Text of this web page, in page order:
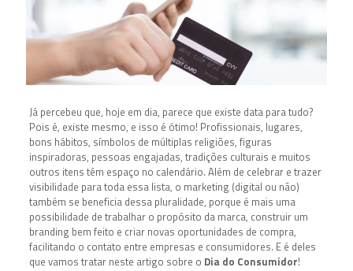
Já percebeu que, hoje em dia, parece que existe data para tudo?
Pois é, existe mesmo, e isso é ótimo! Profissionais, lugares,
bons hábitos, símbolos de múltiplas religiões, figuras
inspiradoras, pessoas engajadas, tradições culturais e muitos
outros itens têm espaço no calendário. Além de celebrar e trazer
visibilidade para toda essa lista, o marketing (digital ou não)
também se beneficia dessa pluralidade, porque é mais uma
possibilidade de trabalhar o propósito da marca, construir um
branding bem feito e criar novas oportunidades de compra,
facilitando o contato entre empresas e consumidores. E é deles
que vamos tratar neste artigo sobre o Dia do Consumidor!